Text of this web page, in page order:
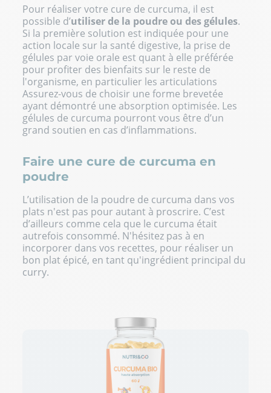
Pour réaliser votre cure de curcuma, il est
possible d’utiliser de la poudre ou des gélules.
Si la première solution est indiquée pour une
action locale sur la santé digestive, la prise de
gélules par voie orale est quant à elle préférée
pour profiter des bienfaits sur le reste de
l'organisme, en particulier les articulations
Assurez-vous de choisir une forme brevetée
ayant démontré une absorption optimisée. Les
gélules de curcuma pourront vous être d’un
grand soutien en cas d’inflammations.
Faire une cure de curcuma en
poudre
L’utilisation de la poudre de curcuma dans vos
plats n'est pas pour autant à proscrire. C’est
d’ailleurs comme cela que le curcuma était
autrefois consommé. N'hésitez pas à en
incorporer dans vos recettes, pour réaliser un
bon plat épicé, en tant qu'ingrédient principal du
curry.